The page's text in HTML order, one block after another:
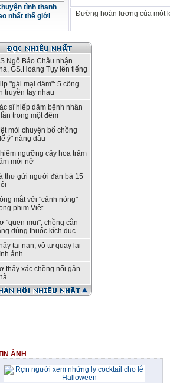
tình thanh
nhất thế giới
Đường hoàn lương của một
Bảo Châu nhận
GS.Hoàng Tụy lên tiếng
"gái mại dâm": 5 công
truyền tay nhau
sĩ hiếp dâm bệnh nhân
trong một đêm
mỏi chuyện bố chồng
ý" nàng dâu
ngưỡng cây hoa trăm
mới nở
thư gửi người đàn bà 15
mắt với "cảnh nóng"
phim Việt
"quen mui", chồng cắn
dùng thuốc kích dục
tai nạn, vô tư quay lại
ảnh
thấy xác chồng nổi gần
ẢNH